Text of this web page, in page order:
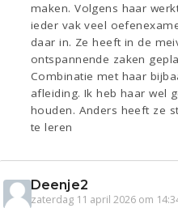
maken. Volgens haar
ieder vak veel
daar in. Ze heeft in de
ontspannende zaken
Combinatie met haar
afleiding. Ik heb haar wel
houden. Anders heeft ze
te leren
Deenje2
zaterdag 11 april 2026 om